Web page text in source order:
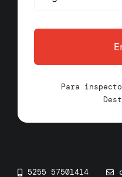
Para
5255 57501414